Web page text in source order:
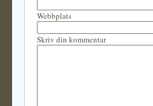
Webbplats
Skriv din kommentar